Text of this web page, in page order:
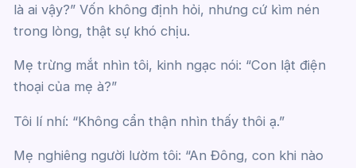
là ai vậy?” Vốn không định hỏi, nhưng cứ kìm nén
trong lòng, thật sự khó chịu.
Mẹ trừng mắt nhìn tôi, kinh ngạc nói: “Con lật điện
thoại của mẹ à?”
Tôi lí nhí: “Không cẩn thận nhìn thấy thôi ạ.”
Mẹ nghiêng người lườm tôi: “An Đông, con khi nào